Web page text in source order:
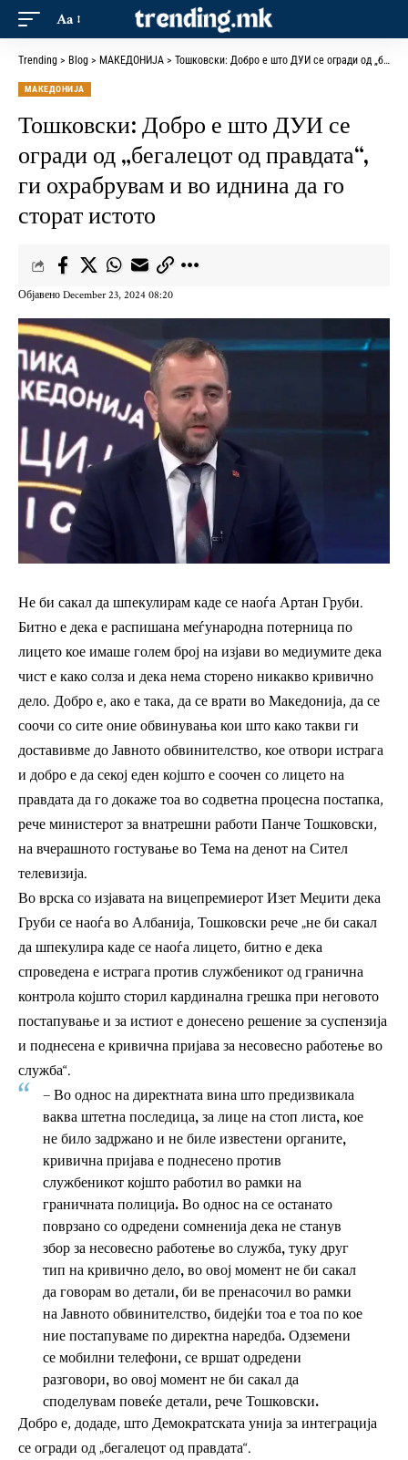
Aa
Trending > Blog > МАКЕДОНИЈА > Тошковски: Добро е што ДУИ се огради од „бегалецот од правдата“, ги охрабрувам и во иднина да го сторат истото
МАКЕДОНИЈА
Тошковски: Добро е што ДУИ се
огради од „бегалецот од правдата“,
ги охрабрувам и во иднина да го
сторат истото
Објавено December 23, 2024 08:20
Не би сакал да шпекулирам каде се наоѓа Артан Груби.
Битно е дека е распишана меѓународна потерница по
лицето кое имаше голем број на изјави во медиумите дека
чист е како солза и дека нема сторено никакво кривично
дело. Добро е, ако е така, да се врати во Македонија, да се
соочи со сите оние обвинувања кои што како такви ги
доставивме до Јавното обвинителство, кое отвори истрага
и добро е да секој еден којшто е соочен со лицето на
правдата да го докаже тоа во содветна процесна постапка,
рече министерот за внатрешни работи Панче Тошковски,
на вчерашното гостување во Тема на денот на Сител
телевизија.
Во врска со изјавата на вицепремиерот Изет Меџити дека
Груби се наоѓа во Албанија, Тошковски рече „не би сакал
да шпекулира каде се наоѓа лицето, битно е дека
спроведена е истрага против службеникот од гранична
контрола којшто сторил кардинална грешка при неговото
постапување и за истиот е донесено решение за суспензија
и поднесена е кривична пријава за несовесно работење во
служба“.
– Во однос на директната вина што предизвикала
ваква штетна последица, за лице на стоп листа, кое
не било задржано и не биле известени органите,
кривична пријава е поднесено против
службеникот којшто работил во рамки на
граничната полиција. Во однос на се останато
поврзано со одредени сомненија дека не станув
збор за несовесно работење во служба, туку друг
тип на кривично дело, во овој момент не би сакал
да говорам во детали, би ве пренасочил во рамки
на Јавното обвинителство, бидејќи тоа е тоа по кое
ние постапуваме по директна наредба. Одземени
се мобилни телефони, се вршат одредени
разговори, во овој момент не би сакал да
споделувам повеќе детали, рече Тошковски.
Добро е, додаде, што Демократската унија за интеграција
се огради од „бегалецот од правдата“.